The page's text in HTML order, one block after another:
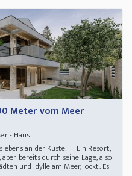
Meter vom Meer
- Haus
an der Küste! Ein Resort,
bereits durch seine Lage, also
und Idylle am Meer, lockt. Es